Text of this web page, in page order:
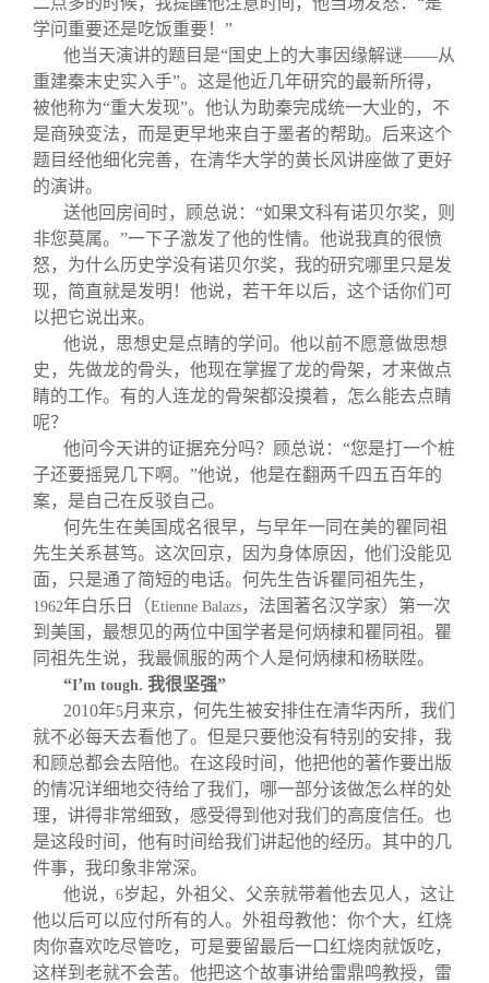
学问重要还是吃饭重要！”
他当天演讲的题目是“国史上的大事因缘解谜——从
重建秦末史实入手”。这是他近几年研究的最新所得，
被他称为“重大发现”。他认为助秦完成统一大业的，不
是商殃变法，而是更早地来自于墨者的帮助。后来这个
题目经他细化完善，在清华大学的黄长风讲座做了更好
的演讲。
送他回房间时，顾总说：“如果文科有诺贝尔奖，则
非您莫属。”一下子激发了他的性情。他说我真的很愤
怒，为什么历史学没有诺贝尔奖，我的研究哪里只是发
现，简直就是发明！他说，若干年以后，这个话你们可
以把它说出来。
他说，思想史是点睛的学问。他以前不愿意做思想
史，先做龙的骨头，他现在掌握了龙的骨架，才来做点
睛的工作。有的人连龙的骨架都没摸着，怎么能去点睛
呢？
他问今天讲的证据充分吗？顾总说：“您是打一个桩
子还要摇晃几下啊。”他说，他是在翻两千四五百年的
案，是自己在反驳自己。
何先生在美国成名很早，与早年一同在美的瞿同祖
先生关系甚笃。这次回京，因为身体原因，他们没能见
面，只是通了简短的电话。何先生告诉瞿同祖先生，
1962年白乐日（Etienne Balazs ，法国著名汉学家）第一次
到美国，最想见的两位中国学者是何炳棣和瞿同祖。瞿
同祖先生说，我最佩服的两个人是何炳棣和杨联陞。
“I’m tough. 我很坚强”
2010年5月来京，何先生被安排住在清华丙所，我们
就不必每天去看他了。但是只要他没有特别的安排，我
和顾总都会去陪他。在这段时间，他把他的著作要出版
的情况详细地交待给了我们，哪一部分该做怎么样的处
理，讲得非常细致，感受得到他对我们的高度信任。也
是这段时间，他有时间给我们讲起他的经历。其中的几
件事，我印象非常深。
他说， 6岁起，外祖父、父亲就带着他去见人，这让
他以后可以应付所有的人。外祖母教他：你个大，红烧
肉你喜欢吃尽管吃，可是要留最后一口红烧肉就饭吃，
这样到老就不会苦。他把这个故事讲给雷鼎鸣教授，雷